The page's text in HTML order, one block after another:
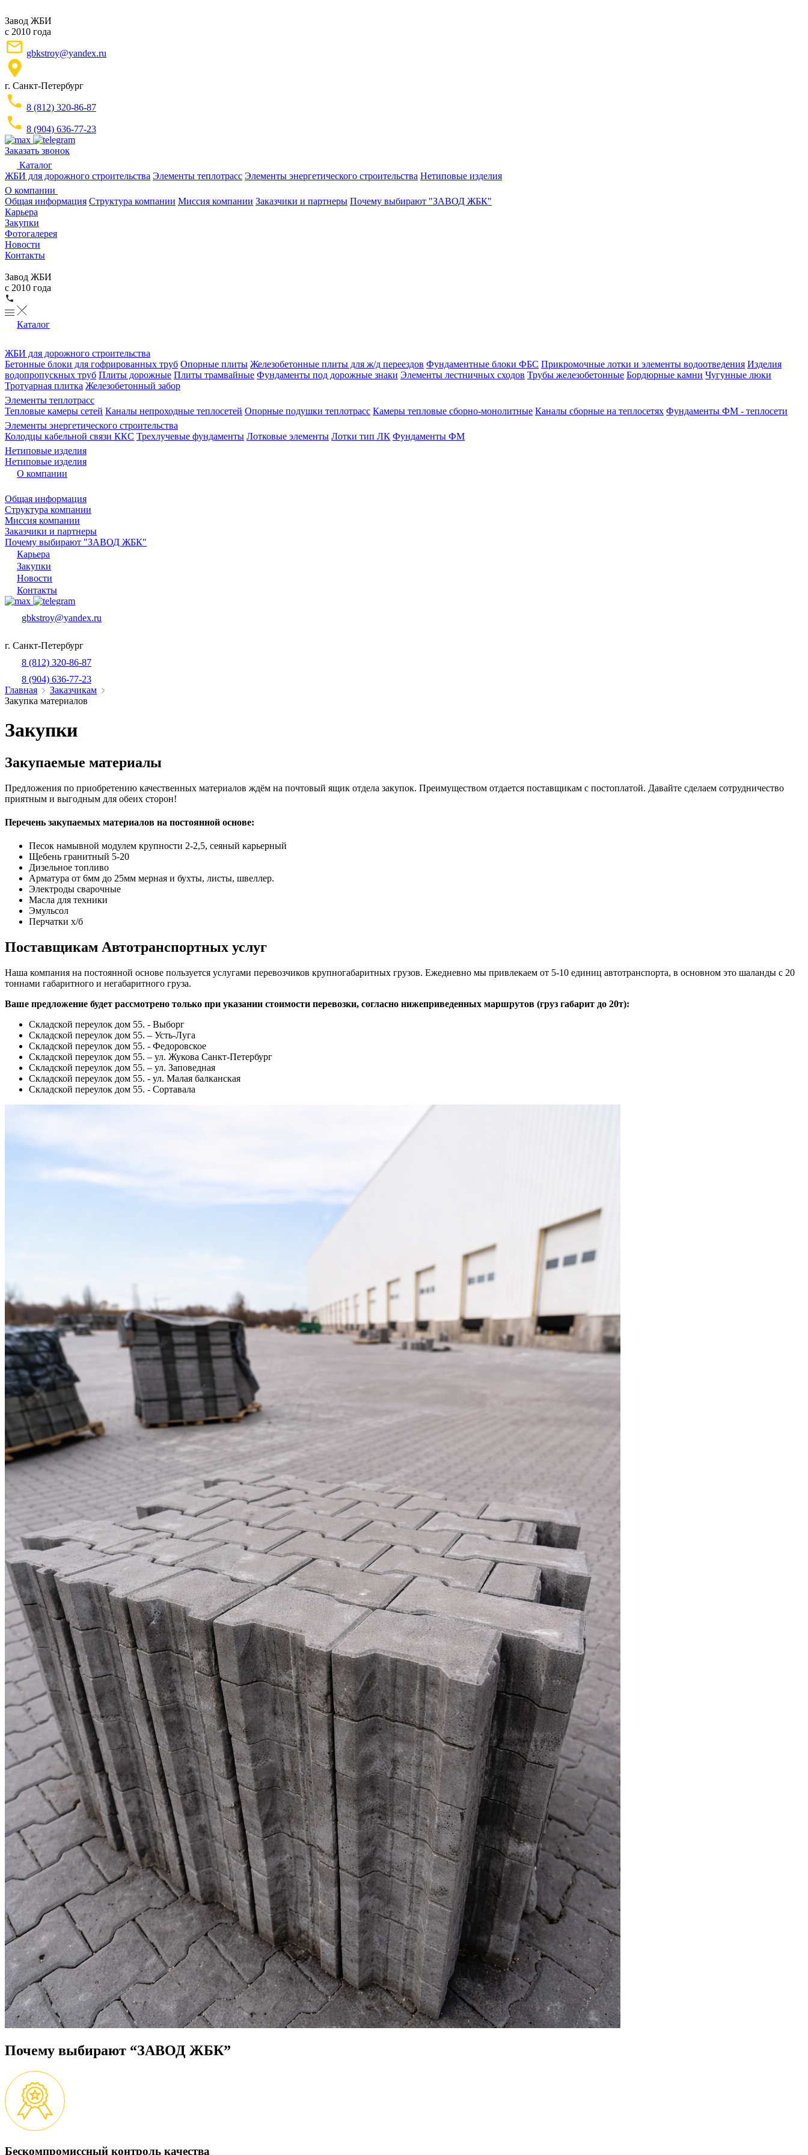
Завод ЖБИ
с 2010 года
gbkstroy@yandex.ru
г. Санкт-Петербург
8 (812) 320-86-87
8 (904) 636-77-23
Заказать звонок
Каталог
ЖБИ для дорожного строительства Элементы теплотрасс Элементы энергетического строительства Нетиповые изделия
О компании
Общая информация Структура компании Миссия компании Заказчики и партнеры Почему выбирают "ЗАВОД ЖБК"
Карьера
Закупки
Фотогалерея
Новости
Контакты
Завод ЖБИ
с 2010 года
Каталог
ЖБИ для дорожного строительства
Бетонные блоки для гофрированных труб Опорные плиты Железобетонные плиты для ж/д переездов Фундаментные блоки ФБС Прикромочные лотки и элементы водоотведения Изделия
водопропускных труб Плиты дорожные Плиты трамвайные Фундаменты под дорожные знаки Элементы лестничных сходов Трубы железобетонные Бордюрные камни Чугунные люки
Тротуарная плитка Железобетонный забор
Элементы теплотрасс
Тепловые камеры сетей Каналы непроходные теплосетей Опорные подушки теплотрасс Камеры тепловые сборно-монолитные Каналы сборные на теплосетях Фундаменты ФМ - теплосети
Элементы энергетического строительства
Колодцы кабельной связи ККС Трехлучевые фундаменты Лотковые элементы Лотки тип ЛК Фундаменты ФМ
Нетиповые изделия
Нетиповые изделия
О компании
Общая информация
Структура компании
Миссия компании
Заказчики и партнеры
Почему выбирают "ЗАВОД ЖБК"
Карьера
Закупки
Новости
Контакты
gbkstroy@yandex.ru
г. Санкт-Петербург
8 (812) 320-86-87
8 (904) 636-77-23
Главная
Заказчикам
Закупка материалов
Закупки
Закупаемые материалы
Предложения по приобретению качественных материалов ждём на почтовый ящик отдела закупок. Преимуществом отдается поставщикам с постоплатой. Давайте сделаем сотрудничество
приятным и выгодным для обеих сторон!
Перечень закупаемых материалов на постоянной основе:
Песок намывной модулем крупности 2-2,5, сеяный карьерный
Щебень гранитный 5-20
Дизельное топливо
Арматура от 6мм до 25мм мерная и бухты, листы, швеллер.
Электроды сварочные
Масла для техники
Эмульсол
Перчатки х/б
Поставщикам Автотранспортных услуг
Наша компания на постоянной основе пользуется услугами перевозчиков крупногабаритных грузов. Ежедневно мы привлекаем от 5-10 единиц автотранспорта, в основном это шаланды с 20
тоннами габаритного и негабаритного груза.
Ваше предложение будет рассмотрено только при указании стоимости перевозки, согласно нижеприведенных маршрутов (груз габарит до 20т):
Складской переулок дом 55. - Выборг
Складской переулок дом 55. – Усть-Луга
Складской переулок дом 55. - Федоровское
Складской переулок дом 55. – ул. Жукова Санкт-Петербург
Складской переулок дом 55. – ул. Заповедная
Складской переулок дом 55. - ул. Малая балканская
Складской переулок дом 55. - Сортавала
Почему выбирают “ЗАВОД ЖБК”
Бескомпромиссный контроль качества